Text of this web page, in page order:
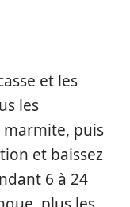
et les
les
puis
et baissez
6 à 24